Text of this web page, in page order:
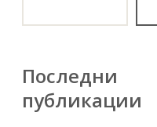
Последни
публикации